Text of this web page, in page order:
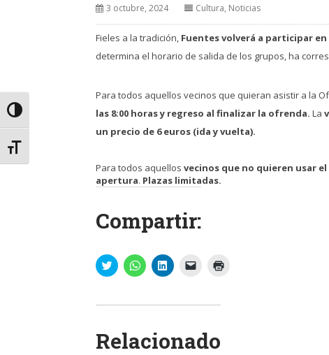
Alternar alto contraste
Alternar tamaño de letra
3 octubre, 2024 Cultura, Noticias
Fieles a la tradición, Fuentes volverá a participar
determina el horario de salida de los grupos, ha
Para todos aquellos vecinos que quieran asistir a la
las 8:00 horasy regreso al finalizar la ofrenda. La
un precio de 6 euros (ida y vuelta).
Para todos aquellos vecinos que no quieren usar
apertura. Plazas limitadas.
Compartir:
Haz
clic
Twitter
en
una
Haz
clic
WhatsApp
en
una
Haz
clic
LinkedIn
en
una
Haz
enlace
electrónico
a
Relacionado